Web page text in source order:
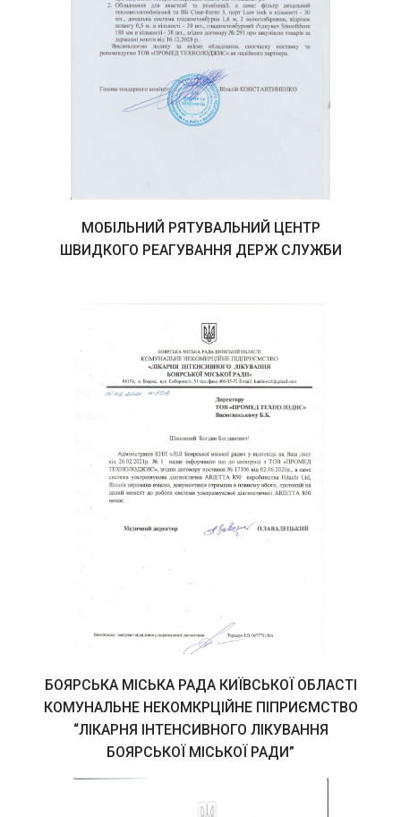
МОБІЛЬНИЙ РЯТУВАЛЬНИЙ ЦЕНТР
ШВИДКОГО РЕАГУВАННЯ ДЕРЖ СЛУЖБИ
БОЯРСЬКА МІСЬКА РАДА КИЇВСЬКОЇ ОБЛАСТІ
КОМУНАЛЬНЕ НЕКОМКРЦІЙНЕ ПІПРИЄМСТВО
“ЛІКАРНЯ ІНТЕНСИВНОГО ЛІКУВАННЯ
БОЯРСЬКОЇ МІСЬКОЇ РАДИ”